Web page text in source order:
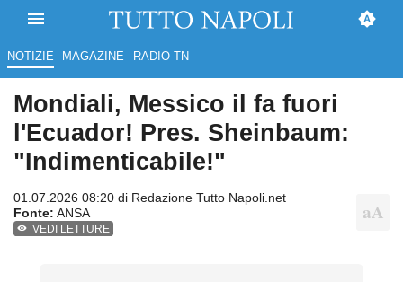
NOTIZIE MAGAZINE RADIO TN
Mondiali, Messico il fa fuori
l'Ecuador! Pres. Sheinbaum:
"Indimenticabile!"
01.07.2026 08:20 di Redazione Tutto Napoli.net
Fonte: ANSA
VEDI LETTURE